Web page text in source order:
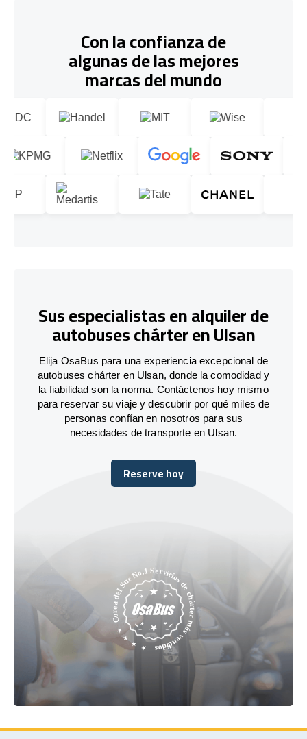
Con la confianza de
algunas de las mejores
marcas del mundo
Sus especialistas en alquiler de
autobuses chárter en Ulsan
Elija OsaBus para una experiencia excepcional de
autobuses chárter en Ulsan, donde la comodidad y
la fiabilidad son la norma. Contáctenos hoy mismo
para reservar su viaje y descubrir por qué miles de
personas confían en nosotros para sus
necesidades de transporte en Ulsan.
Reserve hoy
Reserve hoy